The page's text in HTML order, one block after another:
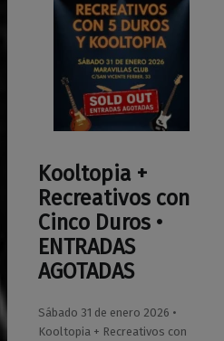
Kooltopia +
Recreativos con
Cinco Duros •
ENTRADAS
AGOTADAS
Sábado 31 de enero 2026 •
Kooltopia + Recreativos con
01/12/2025
0
Maravillas